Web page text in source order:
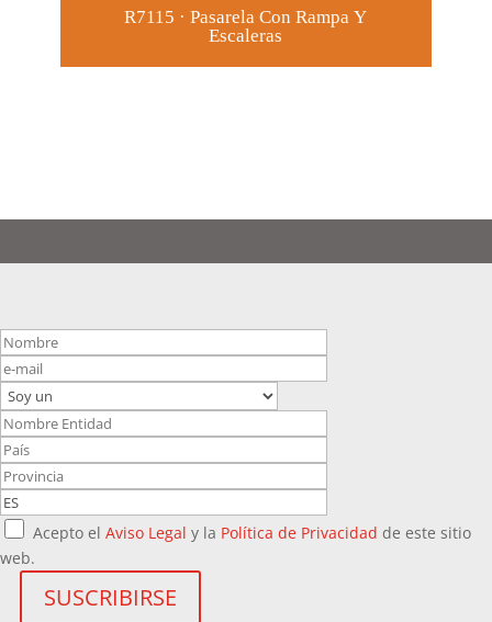
R7115 · Pasarela Con Rampa Y
Escaleras
Acepto el Aviso Legal y la Política de Privacidad de este sitio
web.